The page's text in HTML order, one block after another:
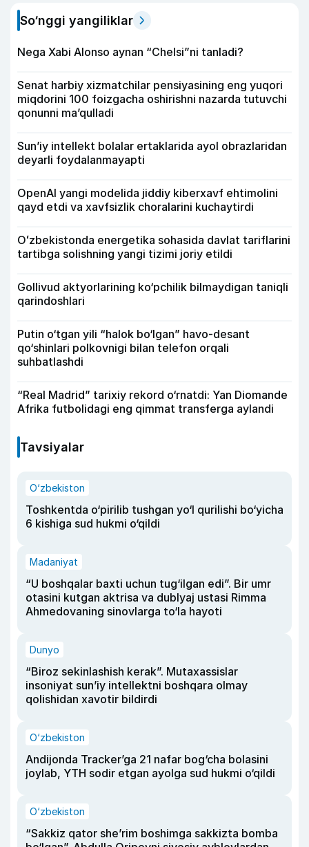
So‘nggi yangiliklar
Nega Xabi Alonso aynan “Chelsi”ni tanladi?
Senat harbiy xizmatchilar pensiyasining eng yuqori
miqdorini 100 foizgacha oshirishni nazarda tutuvchi
qonunni ma’qulladi
Sun’iy intellekt bolalar ertaklarida ayol obrazlaridan
deyarli foydalanmayapti
OpenAI yangi modelida jiddiy kiberxavf ehtimolini
qayd etdi va xavfsizlik choralarini kuchaytirdi
Oʻzbekistonda energetika sohasida davlat tariflarini
tartibga solishning yangi tizimi joriy etildi
Gollivud aktyorlarining ko‘pchilik bilmaydigan taniqli
qarindoshlari
Putin o‘tgan yili “halok bo‘lgan” havo-desant
qo‘shinlari polkovnigi bilan telefon orqali
suhbatlashdi
“Real Madrid” tarixiy rekord o‘rnatdi: Yan Diomande
Afrika futbolidagi eng qimmat transferga aylandi
Tavsiyalar
O‘zbekiston
Toshkentda o‘pirilib tushgan yo‘l qurilishi bo‘yicha
6 kishiga sud hukmi o‘qildi
Madaniyat
“U boshqalar baxti uchun tug‘ilgan edi”. Bir umr
otasini kutgan aktrisa va dublyaj ustasi Rimma
Ahmedovaning sinovlarga to‘la hayoti
Dunyo
“Biroz sekinlashish kerak”. Mutaxassislar
insoniyat sun’iy intellektni boshqara olmay
qolishidan xavotir bildirdi
O‘zbekiston
Andijonda Tracker’ga 21 nafar bog‘cha bolasini
joylab, YTH sodir etgan ayolga sud hukmi o‘qildi
O‘zbekiston
“Sakkiz qator she’rim boshimga sakkizta bomba